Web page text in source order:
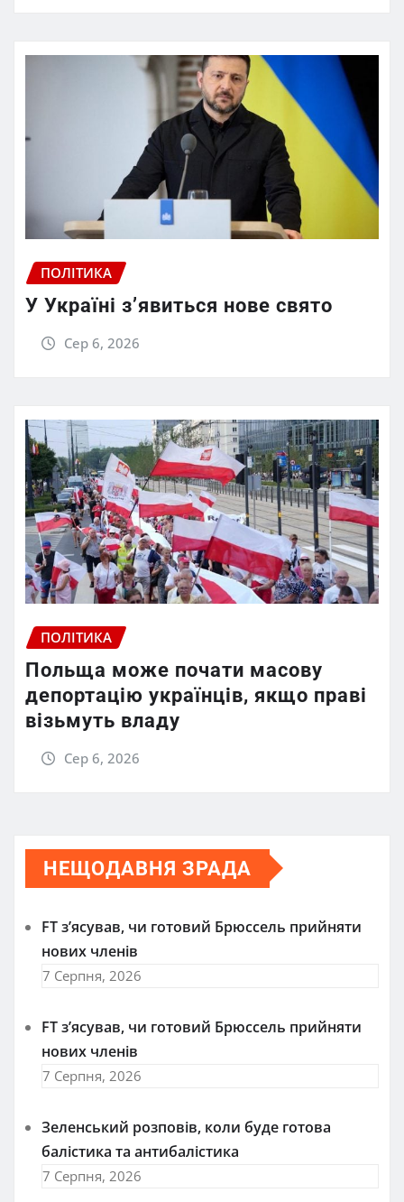
ПОЛІТИКА
У Україні з’явиться нове свято
Сер 6, 2026
ПОЛІТИКА
Польща може почати масову
депортацію українців, якщо праві
візьмуть владу
Сер 6, 2026
НЕЩОДАВНЯ ЗРАДА
FT зʼясував, чи готовий Брюссель прийняти
нових членів
7 Серпня, 2026
FT зʼясував, чи готовий Брюссель прийняти
нових членів
7 Серпня, 2026
Зеленський розповів, коли буде готова
балістика та антибалістика
7 Серпня, 2026